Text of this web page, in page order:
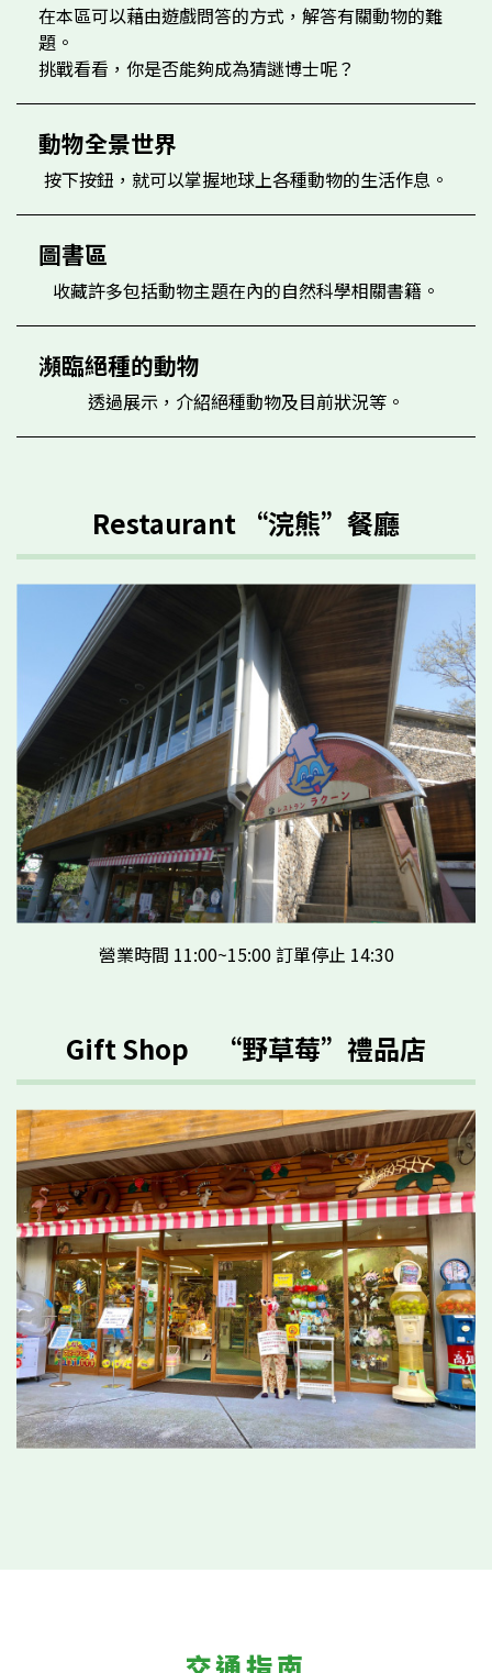
在本區可以藉由遊戲問答的方式，解答有關動物的難
題。
挑戰看看，你是否能夠成為猜謎博士呢？
動物全景世界
按下按鈕，就可以掌握地球上各種動物的生活作息。
圖書區
收藏許多包括動物主題在內的自然科學相關書籍。
瀕臨絕種的動物
透過展示，介紹絕種動物及目前狀況等。
Restaurant “浣熊”餐廳
營業時間 11:00~15:00 訂單停止 14:30
Gift Shop “野草莓”禮品店